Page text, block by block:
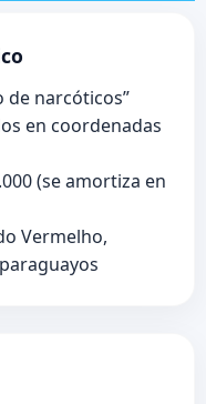
de narcóticos”
en coordenadas
(se amortiza en
Vermelho,